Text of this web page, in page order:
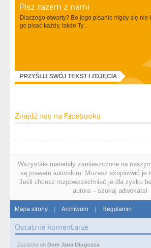
Pisz razem z nami
Dlaczego otwarty? Bo jego pisanie nigdy się nie
go pisać każdy, także Ty...
PRZYŚLIJ SWÓJ TEKST I ZDJĘCIA
Znajdź nas na Facebooku
Wszystkie materiały zamieszczone na
są prawem autorskim. Możesz skopiować je
Jeśli chcesz rozpowszechniać je dla zysku
autora – szukaj adwokata!
Mapa strony | Archiwum | Regulamin
Ostatnie komentarze
Zuzanna on Dom Jana Długosza